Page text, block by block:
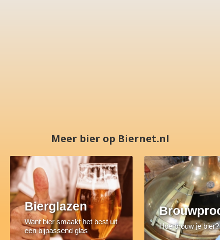
Meer bier op Biernet.nl
Bierglazen
Want bier smaakt het best uit
een bijpassend glas
Hoe brouw je bier?